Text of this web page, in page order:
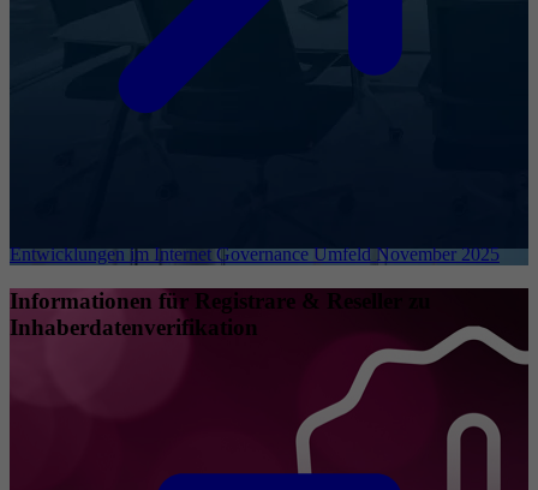
Entwicklungen im Internet Governance Umfeld November 2025
Informationen für Registrare & Reseller zu
Inhaberdatenverifikation